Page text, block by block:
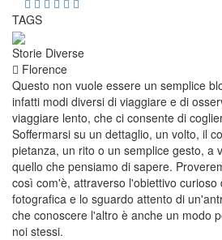
TAGS
Storie Diverse
Florence
Questo non vuole essere un semplice
infatti modi diversi di viaggiare e di
viaggiare lento, che ci consente di
Soffermarsi su un dettaglio, un volto, il
pietanza, un rito o un semplice gesto, a
quello che pensiamo di sapere.
così com'è, attraverso l'obiettivo curioso
fotografica e lo sguardo attento di
che conoscere l'altro è anche un modo
noi stessi.